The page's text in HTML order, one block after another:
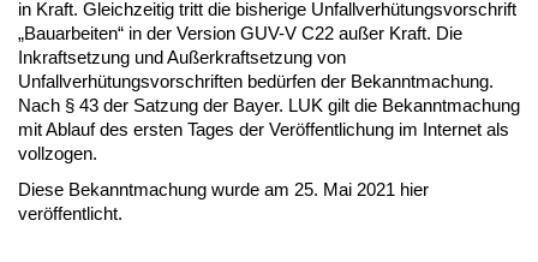
in Kraft. Gleichzeitig tritt die bisherige Unfallverhütungsvorschrift
„Bauarbeiten“ in der Version GUV-V C22 außer Kraft. Die
Inkraftsetzung und Außerkraftsetzung von
Unfallverhütungsvorschriften bedürfen der Bekanntmachung.
Nach § 43 der Satzung der Bayer. LUK gilt die Bekanntmachung
mit Ablauf des ersten Tages der Veröffentlichung im Internet als
vollzogen.
Diese Bekanntmachung wurde am 25. Mai 2021 hier
veröffentlicht.